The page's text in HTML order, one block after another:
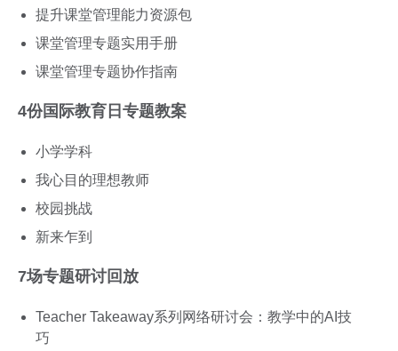
提升课堂管理能力资源包
课堂管理专题实用手册
课堂管理专题协作指南
4份国际教育日专题教案
小学学科
我心目的理想教师
校园挑战
新来乍到
7场专题研讨回放
Teacher Takeaway系列网络研讨会：教学中的AI技
巧